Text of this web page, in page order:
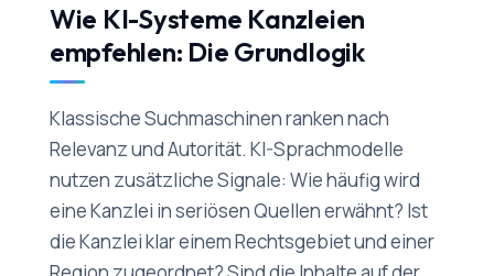
Wie KI-Systeme Kanzleien
empfehlen: Die Grundlogik
Klassische Suchmaschinen ranken nach
Relevanz und Autorität. KI-Sprachmodelle
nutzen zusätzliche Signale: Wie häufig wird
eine Kanzlei in seriösen Quellen erwähnt? Ist
die Kanzlei klar einem Rechtsgebiet und einer